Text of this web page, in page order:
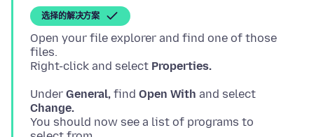
选择的解决方案
Open your file explorer and find one of those
files.
Right-click and select Properties.
Under General, find Open With and select
Change.
You should now see a list of programs to